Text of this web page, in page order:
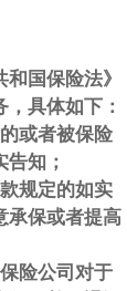
国保险法》
具体如下：
或者被保险
知；
规定的如实
承保或者提高
险公司对于